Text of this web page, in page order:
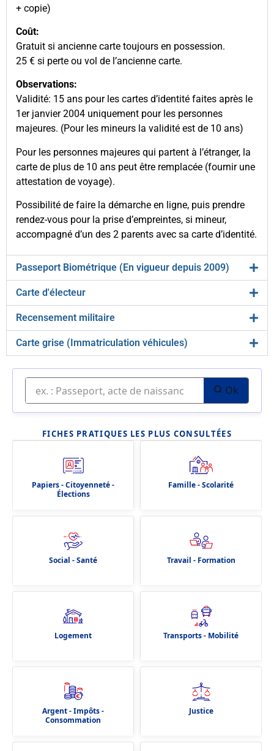
+ copie)
Coût:
Gratuit si ancienne carte toujours en possession.
25 € si perte ou vol de l’ancienne carte.
Observations:
Validité: 15 ans pour les cartes d’identité faites après le
1er janvier 2004 uniquement pour les personnes
majeures. (Pour les mineurs la validité est de 10 ans)
Pour les personnes majeures qui partent à l’étranger, la
carte de plus de 10 ans peut être remplacée (fournir une
attestation de voyage).
Possibilité de faire la démarche en ligne, puis prendre
rendez-vous pour la prise d’empreintes, si mineur,
accompagné d’un des 2 parents avec sa carte d’identité.
Passeport Biométrique (En vigueur depuis 2009)
Carte d'électeur
Recensement militaire
Carte grise (Immatriculation véhicules)
Ok
FICHES PRATIQUES LES PLUS CONSULTÉES
Papiers - Citoyenneté -
Élections
Famille - Scolarité
Social - Santé Travail - Formation
Logement Transports - Mobilité
Argent - Impôts -
Consommation
Justice